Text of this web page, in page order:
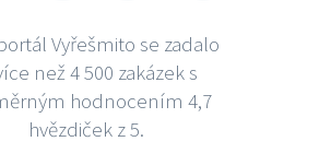
Vyřešmito se zadalo
než 4 500 zakázek s
hodnocením 4,7
hvězdiček z 5.